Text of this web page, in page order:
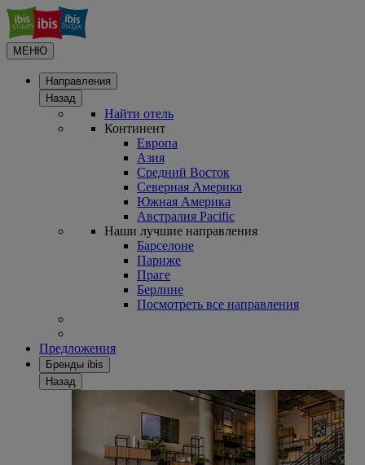
МЕНЮ
Направления
Назад
Найти отель
Континент
Европа
Азия
Средний Восток
Северная Америка
Южная Америка
Австралия Pacific
Наши лучшие направления
Барселоне
Париже
Праге
Берлине
Посмотреть все направления
Предложения
Бренды ibis
Назад